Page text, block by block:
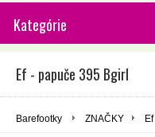
Kategórie
Ef - papuče 395 Bgirl
Barefootky ZNAČKY Ef